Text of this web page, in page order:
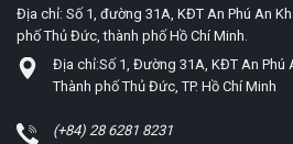
Địa chỉ: Số 1, đường 31A, KĐT An Phú An
phố Thủ Đức, thành phố Hồ Chí Minh.
Địa chỉ:Số 1, Đường 31A, KĐT An Phú
Thành phố Thủ Đức, TP. Hồ Chí Minh
(+84) 28 6281 8231